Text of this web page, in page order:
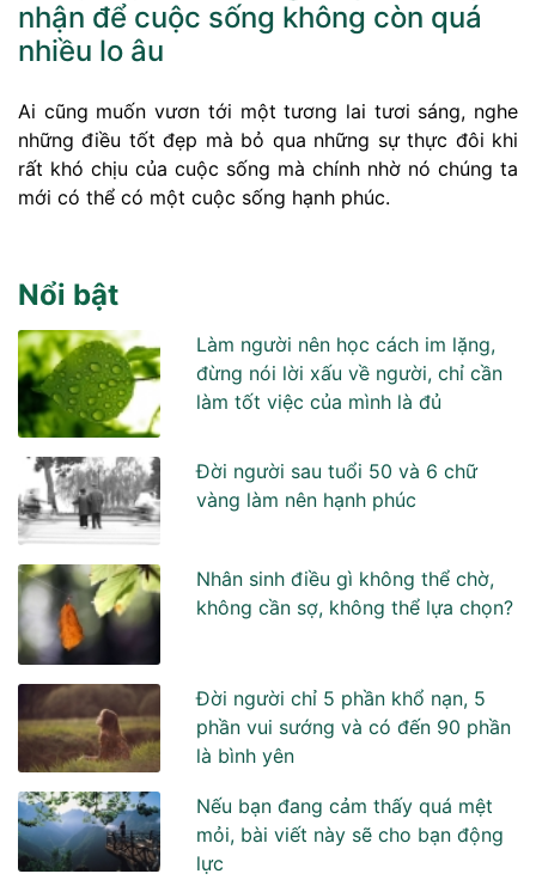
nhận để cuộc sống không còn quá
nhiều lo âu
Ai cũng muốn vươn tới một tương lai tươi sáng, nghe
những điều tốt đẹp mà bỏ qua những sự thực đôi khi
rất khó chịu của cuộc sống mà chính nhờ nó chúng ta
mới có thể có một cuộc sống hạnh phúc.
Nổi bật
Làm người nên học cách im lặng,
đừng nói lời xấu về người, chỉ cần
làm tốt việc của mình là đủ
Đời người sau tuổi 50 và 6 chữ
vàng làm nên hạnh phúc
Nhân sinh điều gì không thể chờ,
không cần sợ, không thể lựa chọn?
Đời người chỉ 5 phần khổ nạn, 5
phần vui sướng và có đến 90 phần
là bình yên
Nếu bạn đang cảm thấy quá mệt
mỏi, bài viết này sẽ cho bạn động
lực